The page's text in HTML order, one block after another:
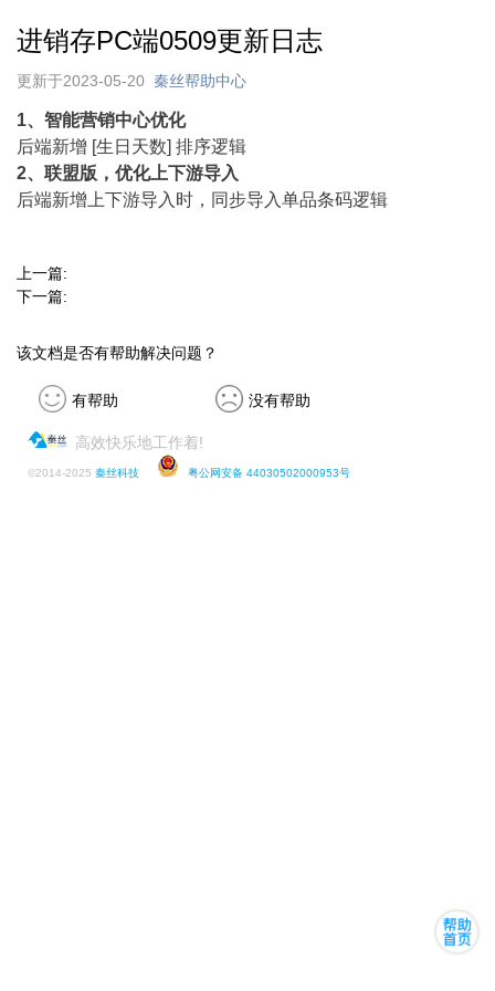
进销存PC端0509更新日志
更新于2023-05-20 秦丝帮助中心
1、智能营销中心优化
后端新增 [生日天数] 排序逻辑
2、联盟版，优化上下游导入
后端新增上下游导入时，同步导入单品条码逻辑
上一篇:
下一篇:
该文档是否有帮助解决问题？
有帮助 没有帮助
高效快乐地工作着!
©2014-2025 秦丝科技 粤公网安备 44030502000953号